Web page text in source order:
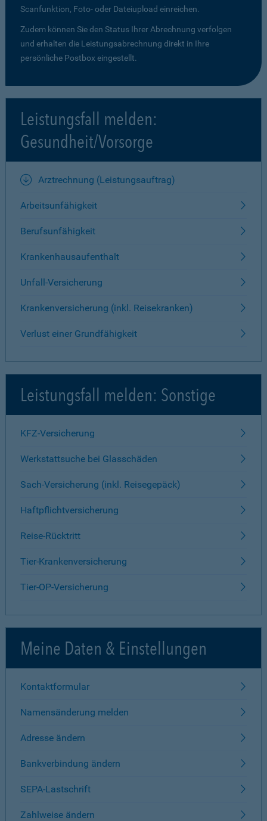
Scanfunktion, Foto- oder Dateiupload einreichen.
Zudem können Sie den Status Ihrer Abrechnung verfolgen
und erhalten die Leistungsabrechnung direkt in Ihre
persönliche Postbox eingestellt.
Leistungsfall melden:
Gesundheit/Vorsorge
Arztrechnung (Leistungsauftrag)
Arbeitsunfähigkeit
Berufsunfähigkeit
Krankenhausaufenthalt
Unfall-Versicherung
Krankenversicherung (inkl. Reisekranken)
Verlust einer Grundfähigkeit
Leistungsfall melden: Sonstige
KFZ-Versicherung
Werkstattsuche bei Glasschäden
Sach-Versicherung (inkl. Reisegepäck)
Haftpflichtversicherung
Reise-Rücktritt
Tier-Krankenversicherung
Tier-OP-Versicherung
Meine Daten & Einstellungen
Kontaktformular
Namensänderung melden
Adresse ändern
Bankverbindung ändern
SEPA-Lastschrift
Zahlweise ändern